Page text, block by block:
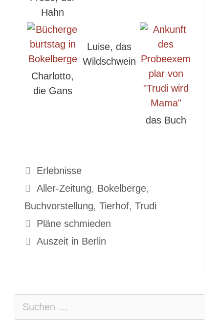
Hahn
Charlotto,
die Gans
Luise, das
Wildschwein
das Buch
Kategorien
Erlebnisse
Schlagwörter
Aller-Zeitung, Bokelberge,
Buchvorstellung, Tierhof, Trudi
Pläne schmieden
Auszeit in Berlin
nach: